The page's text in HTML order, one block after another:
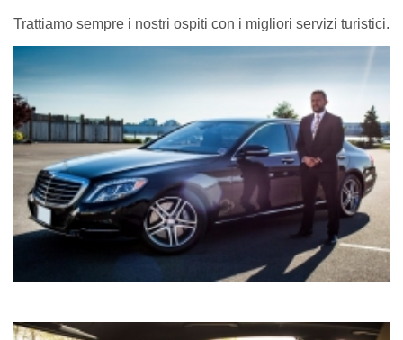
Trattiamo sempre i nostri ospiti con i migliori servizi turistici.